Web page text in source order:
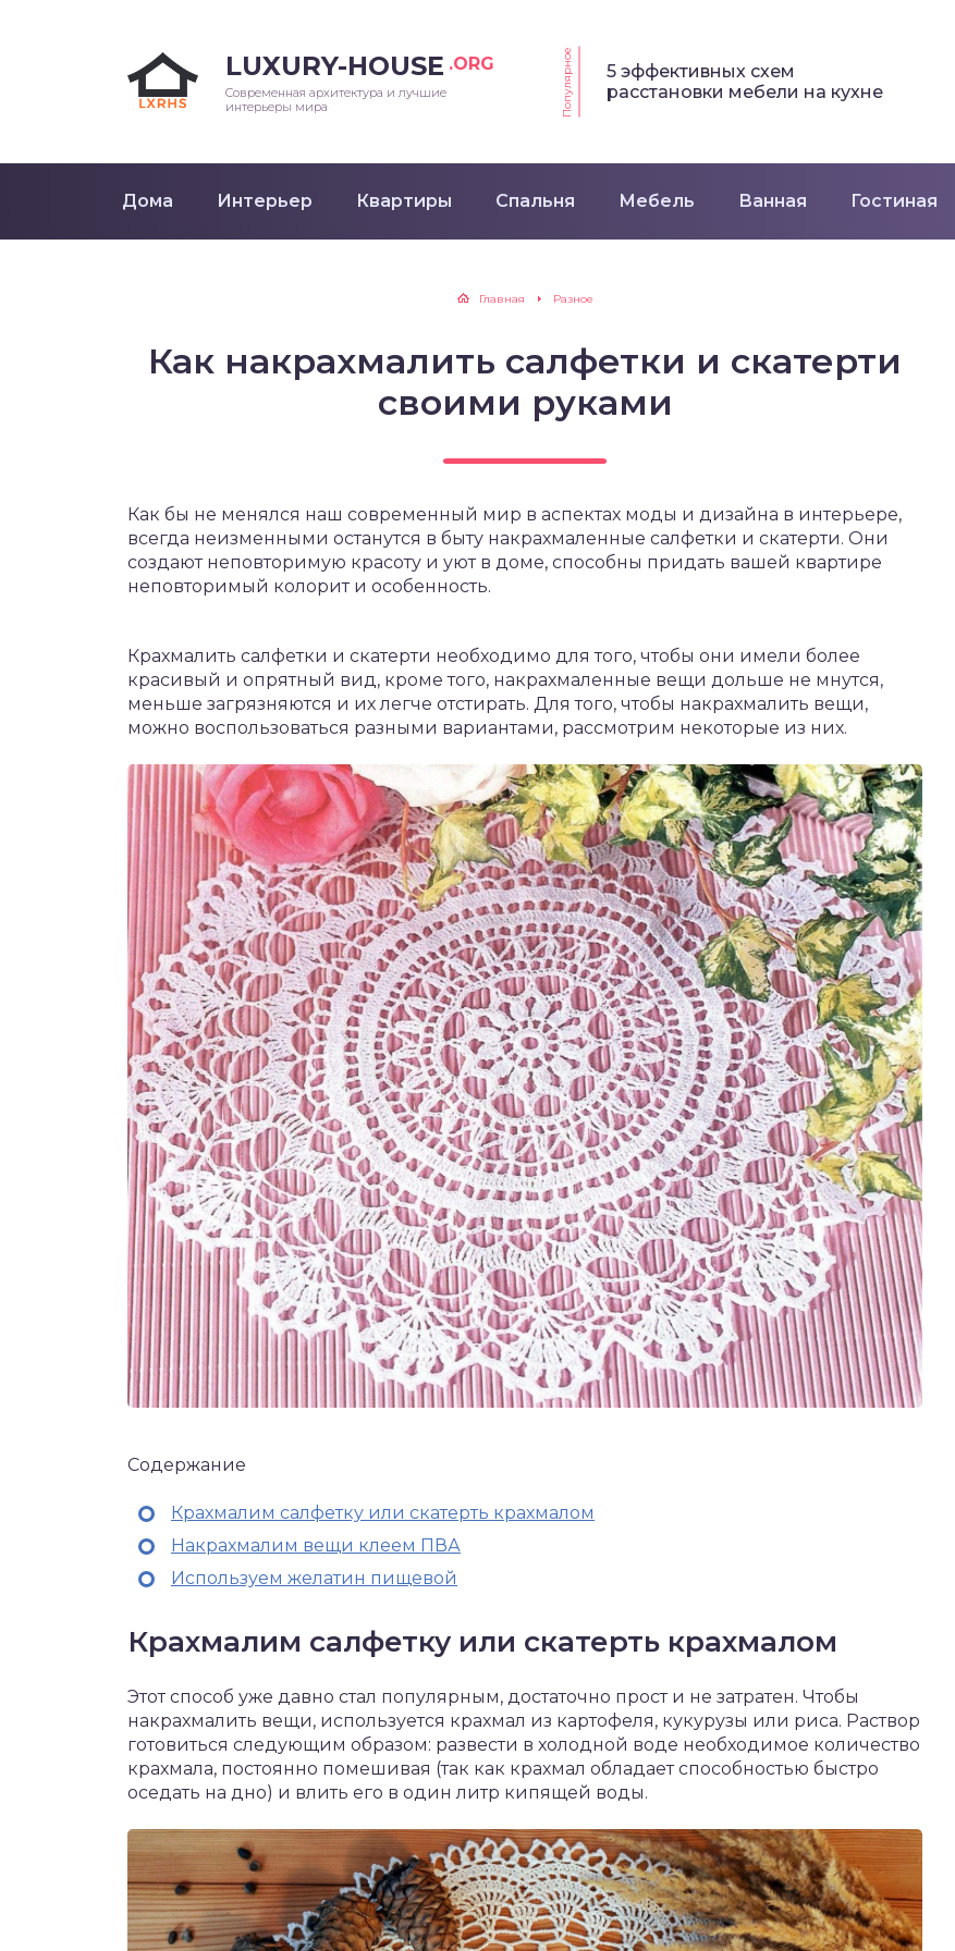
LUXURY-HOUSE .ORG
Современная архитектура и лучшие
интерьеры мира
Популярное
5 эффективных схем
расстановки мебели на кухне
Дома Интерьер Квартиры Спальня Мебель Ванная Гостиная
Главная Разное
Как накрахмалить салфетки и скатерти
своими руками
Как бы не менялся наш современный мир в аспектах моды и дизайна в интерьере,
всегда неизменными останутся в быту накрахмаленные салфетки и скатерти. Они
создают неповторимую красоту и уют в доме, способны придать вашей квартире
неповторимый колорит и особенность.
Крахмалить салфетки и скатерти необходимо для того, чтобы они имели более
красивый и опрятный вид, кроме того, накрахмаленные вещи дольше не мнутся,
меньше загрязняются и их легче отстирать. Для того, чтобы накрахмалить вещи,
можно воспользоваться разными вариантами, рассмотрим некоторые из них.
Содержание
Крахмалим салфетку или скатерть крахмалом
Накрахмалим вещи клеем ПВА
Используем желатин пищевой
Крахмалим салфетку или скатерть крахмалом
Этот способ уже давно стал популярным, достаточно прост и не затратен. Чтобы
накрахмалить вещи, используется крахмал из картофеля, кукурузы или риса. Раствор
готовиться следующим образом: развести в холодной воде необходимое количество
крахмала, постоянно помешивая (так как крахмал обладает способностью быстро
оседать на дно) и влить его в один литр кипящей воды.